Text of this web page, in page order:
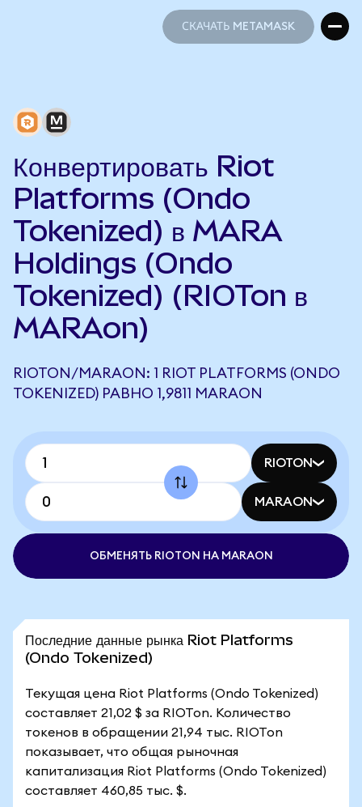
СКАЧАТЬ METAMASK
Конвертировать Riot
Platforms (Ondo
Tokenized) в MARA
Holdings (Ondo
Tokenized) (RIOTon в
MARAon)
RIOTON/MARAON: 1 RIOT PLATFORMS (ONDO
TOKENIZED) РАВНО 1,9811 MARAON
RIOTON
MARAON
ОБМЕНЯТЬ RIOTON НА MARAON
Последние данные рынка Riot Platforms
(Ondo Tokenized)
Текущая цена Riot Platforms (Ondo Tokenized)
составляет 21,02 $ за RIOTon. Количество
токенов в обращении 21,94 тыс. RIOTon
показывает, что общая рыночная
капитализация Riot Platforms (Ondo Tokenized)
составляет 460,85 тыс. $.